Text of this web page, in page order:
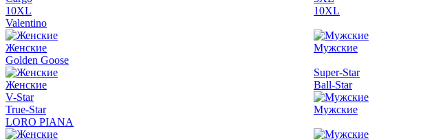
10XL
10XL
Valentino
Женские
Мужские
Golden Goose
Женские
V-Star
True-Star
Super-Star
Ball-Star
Мужские
LORO PIANA